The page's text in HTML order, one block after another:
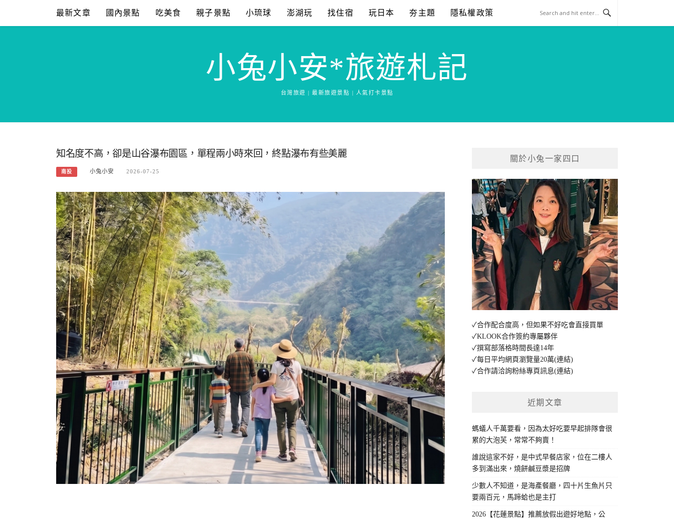
content
最新文章 國內景點 吃美食 親子景點 小琉球 澎湖玩 找住宿 玩日本 夯主題 隱私權政策
小兔小安*旅遊札記
台灣旅遊 | 最新旅遊景點 | 人氣打卡景點
知名度不高，卻是山谷瀑布園區，單程兩小時來回，終點瀑布有些美麗
南投 小兔小安 2026-07-25
關於小兔一家四口
✓合作配合度高，但如果不好吃會直接買單
✓KLOOK合作簽約專屬夥伴
✓撰寫部落格時間長達14年
✓每日平均網頁瀏覽量20萬(連結)
✓合作請洽詢粉絲專頁訊息(連結)
近期文章
螞蟻人千萬要看，因為太好吃要早起排隊會很
累的大泡芙，常常不夠賣！
誰說這家不好，是中式早餐店家，位在二樓人
多到滿出來，燒餅鹹豆漿是招牌
少數人不知道，是海產餐廳，四十片生魚片只
要兩百元，馬蹄蛤也是主打
2026【花蓮景點】推薦放假出遊好地點，公